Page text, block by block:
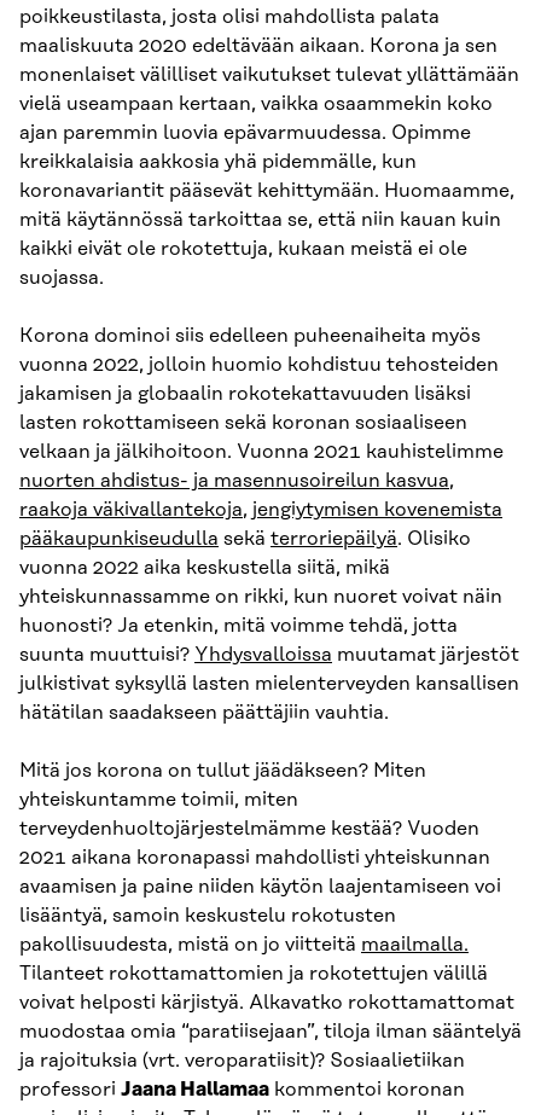
poikkeustilasta, josta olisi mahdollista palata
maaliskuuta 2020 edeltävään aikaan. Korona ja sen
monenlaiset välilliset vaikutukset tulevat yllättämään
vielä useampaan kertaan, vaikka osaammekin koko
ajan paremmin luovia epävarmuudessa. Opimme
kreikkalaisia aakkosia yhä pidemmälle, kun
koronavariantit pääsevät kehittymään. Huomaamme,
mitä käytännössä tarkoittaa se, että niin kauan kuin
kaikki eivät ole rokotettuja, kukaan meistä ei ole
suojassa.
Korona dominoi siis edelleen puheenaiheita myös
vuonna 2022, jolloin huomio kohdistuu tehosteiden
jakamisen ja globaalin rokotekattavuuden lisäksi
lasten rokottamiseen sekä koronan sosiaaliseen
velkaan ja jälkihoitoon. Vuonna 2021 kauhistelimme
nuorten ahdistus- ja masennusoireilun kasvua,
raakoja väkivallantekoja, jengiytymisen kovenemista
pääkaupunkiseudulla sekä terroriepäilyä. Olisiko
vuonna 2022 aika keskustella siitä, mikä
yhteiskunnassamme on rikki, kun nuoret voivat näin
huonosti? Ja etenkin, mitä voimme tehdä, jotta
suunta muuttuisi? Yhdysvalloissa muutamat järjestöt
julkistivat syksyllä lasten mielenterveyden kansallisen
hätätilan saadakseen päättäjiin vauhtia.
Mitä jos korona on tullut jäädäkseen? Miten
yhteiskuntamme toimii, miten
terveydenhuoltojärjestelmämme kestää? Vuoden
2021 aikana koronapassi mahdollisti yhteiskunnan
avaamisen ja paine niiden käytön laajentamiseen voi
lisääntyä, samoin keskustelu rokotusten
pakollisuudesta, mistä on jo viitteitä maailmalla.
Tilanteet rokottamattomien ja rokotettujen välillä
voivat helposti kärjistyä. Alkavatko rokottamattomat
muodostaa omia “paratiisejaan”, tiloja ilman sääntelyä
ja rajoituksia (vrt. veroparatiisit)? Sosiaalietiikan
professori Jaana Hallamaa kommentoi koronan